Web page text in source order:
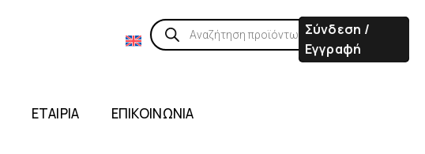
Σύνδεση /
Εγγραφή
ΕΤΑΙΡΙΑ ΕΠΙΚΟΙΝΩΝΙΑ